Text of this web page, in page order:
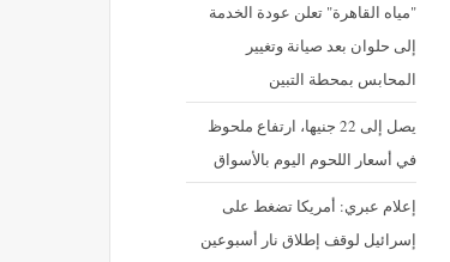
"مياه القاهرة" تعلن عودة الخدمة
إلى حلوان بعد صيانة وتغيير
المحابس بمحطة التبين
يصل إلى 22 جنيها، ارتفاع ملحوظ
في أسعار اللحوم اليوم بالأسواق
إعلام عبري: أمريكا تضغط على
إسرائيل لوقف إطلاق نار أسبوعين